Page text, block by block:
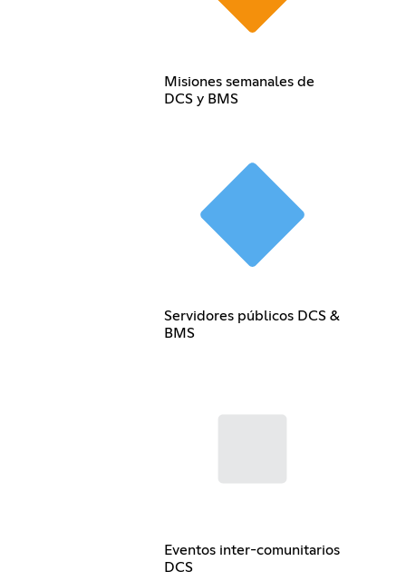
Misiones semanales de
DCS y BMS
Servidores públicos DCS &
BMS
Eventos inter-comunitarios
DCS